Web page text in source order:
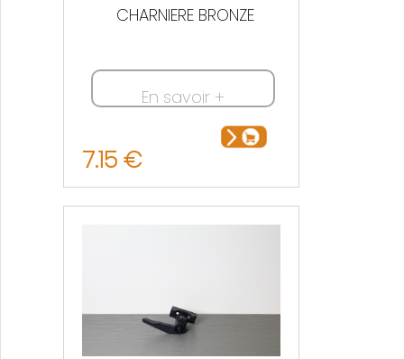
CHARNIERE BRONZE
En savoir +
7.15 €